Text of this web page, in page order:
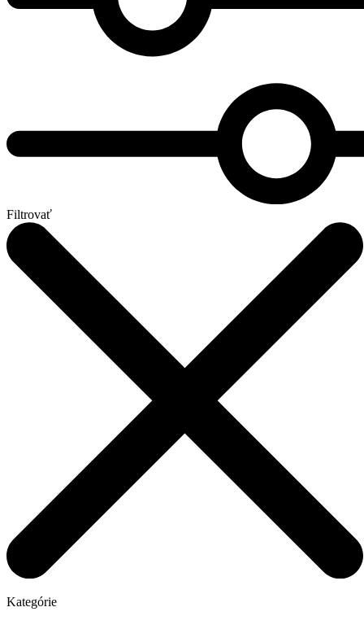
Filtrovať
Kategórie